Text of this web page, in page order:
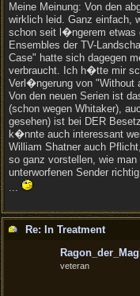
Meine Meinung: Von den
wirklich leid. Ganz einfach,
schon seit l�ngerem etwas
Ensembles der TV-
Case" hatte sich dagegen
verbraucht. Ich h�tte mir
Verl�ngerung von "Without
Von den neuen Serien ist
(schon wegen Whitaker),
gesehen) ist bei DER
k�nnte auch interessant
William Shatner auch
so ganz vorstellen, wie
unterworfenen Sender
...
Re: In Treatment
veteran